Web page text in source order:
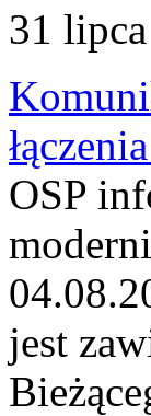
31
OSP
jest